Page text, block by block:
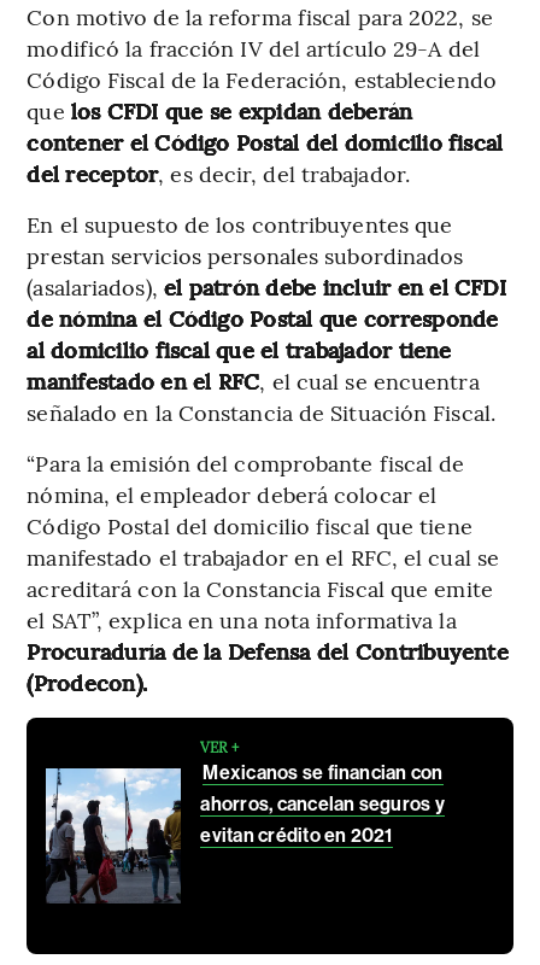
Con motivo de la reforma fiscal para 2022, se
modificó la fracción IV del artículo 29-A del
Código Fiscal de la Federación, estableciendo
que los CFDI que se expidan deberán
contener el Código Postal del domicilio fiscal
del receptor, es decir, del trabajador.
En el supuesto de los contribuyentes que
prestan servicios personales subordinados
(asalariados), el patrón debe incluir en el CFDI
de nómina el Código Postal que corresponde
al domicilio fiscal que el trabajador tiene
manifestado en el RFC, el cual se encuentra
señalado en la Constancia de Situación Fiscal.
“Para la emisión del comprobante fiscal de
nómina, el empleador deberá colocar el
Código Postal del domicilio fiscal que tiene
manifestado el trabajador en el RFC, el cual se
acreditará con la Constancia Fiscal que emite
el SAT”, explica en una nota informativa la
Procuraduría de la Defensa del Contribuyente
(Prodecon).
VER +
Mexicanos se financian con
ahorros, cancelan seguros y
evitan crédito en 2021